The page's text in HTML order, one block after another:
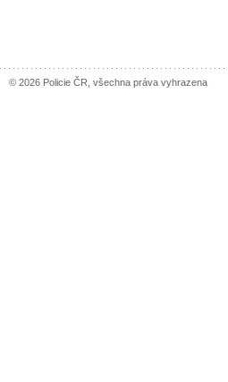
© 2026 Policie ČR, všechna práva vyhrazena